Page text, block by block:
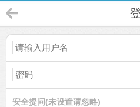
安全提问(未设置请忽略)